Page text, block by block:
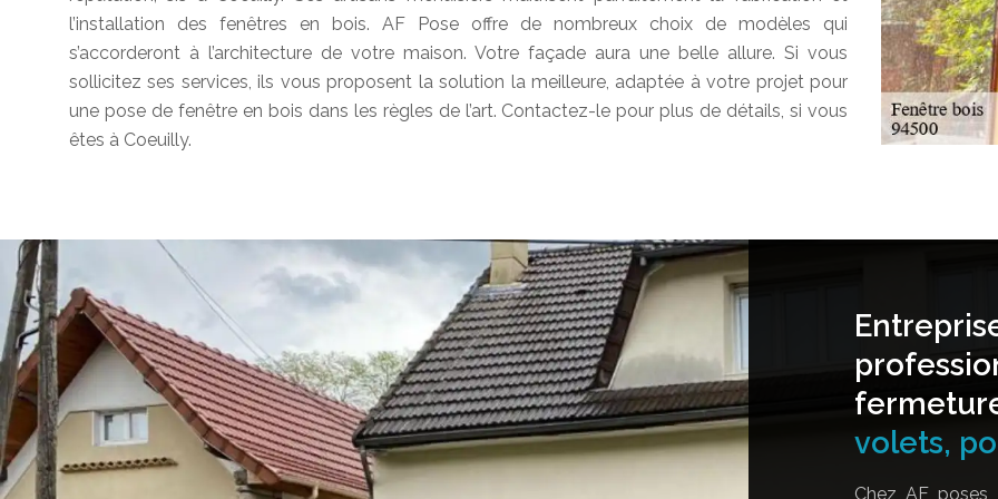
l’installation des fenêtres en bois. AF Pose offre de nombreux choix de modèles qui
s’accorderont à l’architecture de votre maison. Votre façade aura une belle allure. Si vous
sollicitez ses services, ils vous proposent la solution la meilleure, adaptée à votre projet pour
une pose de fenêtre en bois dans les règles de l’art. Contactez-le pour plus de détails, si vous
êtes à Coeuilly.
volets,
Chez AF